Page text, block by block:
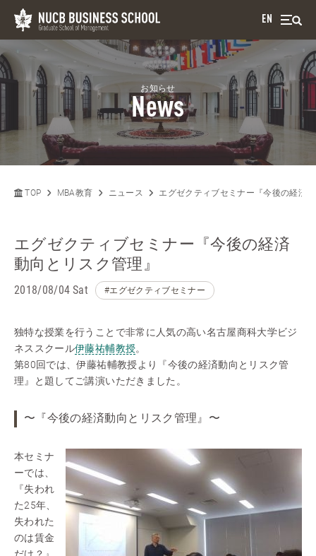
EN
お知らせ
News
TOP MBA教育 ニュース エグゼクティブセミナー『今後の経済
エグゼクティブセミナー『今後の経済
動向とリスク管理』
2018/08/04 Sat #エグゼクティブセミナー
独特な授業を行うことで非常に人気の高い名古屋商科大学ビジ
ネススクール伊藤祐輔教授。
第80回では、伊藤祐輔教授より『今後の経済動向とリスク管
理』と題してご講演いただきました。
〜『今後の経済動向とリスク管理』〜
本セミナ
ーでは、
『失われ
た25年、
失われた
のは賃金